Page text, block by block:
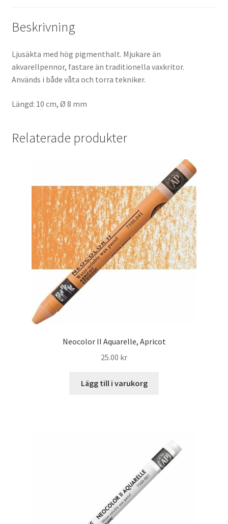
Beskrivning
Ljusäkta med hög pigmenthalt. Mjukare än
akvarellpennor, fastare än traditionella vaxkritor.
Används i både våta och torra tekniker.
Längd: 10 cm, Ø 8 mm
Relaterade produkter
Neocolor II Aquarelle, Apricot
25.00 kr
Lägg till i varukorg